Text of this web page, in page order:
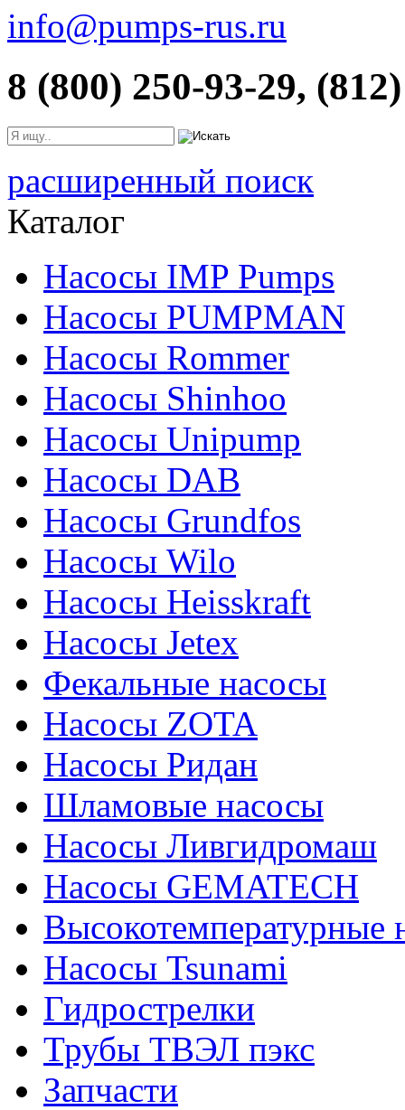
info@pumps-rus.ru
8 (800) 250-93-29,
расширенный поиск
Каталог
Насосы IMP Pumps
Насосы PUMPMAN
Насосы Rommer
Насосы Shinhoo
Насосы Unipump
Насосы DAB
Насосы Grundfos
Насосы Wilo
Насосы Heisskraft
Насосы Jetex
Фекальные насосы
Насосы ZOTA
Насосы Ридан
Шламовые насосы
Насосы Ливгидромаш
Насосы GEMATECH
Высокотемпературные
Насосы Tsunami
Гидрострелки
Трубы ТВЭЛ пэкс
Запчасти